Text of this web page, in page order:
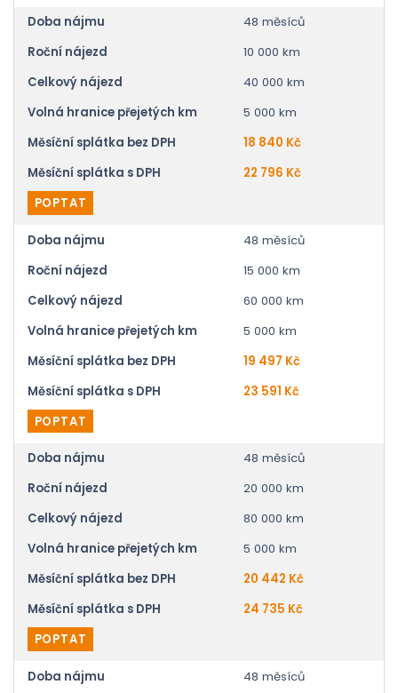
Doba nájmu
48 měsíců
Roční nájezd
10 000 km
Celkový nájezd
40 000 km
Volná hranice přejetých km
5 000 km
Měsíční splátka bez DPH
18 840 Kč
Měsíční splátka s DPH
22 796 Kč
POPTAT
Doba nájmu
48 měsíců
Roční nájezd
15 000 km
Celkový nájezd
60 000 km
Volná hranice přejetých km
5 000 km
Měsíční splátka bez DPH
19 497 Kč
Měsíční splátka s DPH
23 591 Kč
POPTAT
Doba nájmu
48 měsíců
Roční nájezd
20 000 km
Celkový nájezd
80 000 km
Volná hranice přejetých km
5 000 km
Měsíční splátka bez DPH
20 442 Kč
Měsíční splátka s DPH
24 735 Kč
POPTAT
Doba nájmu 48 měsíců